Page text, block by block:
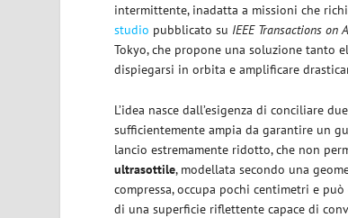
intermittente, inadatta a missioni che
studio pubblicato su IEEE Transactions on
Tokyo, che propone una soluzione tanto
dispiegarsi in orbita e amplificare
L’idea nasce dall’esigenza di conciliare
sufficientemente ampia da garantire un
lancio estremamente ridotto, che non
ultrasottile, modellata secondo una
compressa, occupa pochi centimetri e
di una superficie riflettente capace di